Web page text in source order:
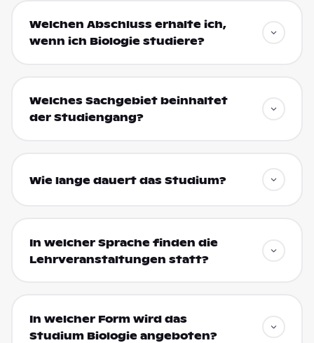
Welchen Abschluss erhalte ich,
wenn ich Biologie studiere?
Welches Sachgebiet beinhaltet
der Studiengang?
Wie lange dauert das Studium?
In welcher Sprache finden die
Lehrveranstaltungen statt?
In welcher Form wird das
Studium Biologie angeboten?